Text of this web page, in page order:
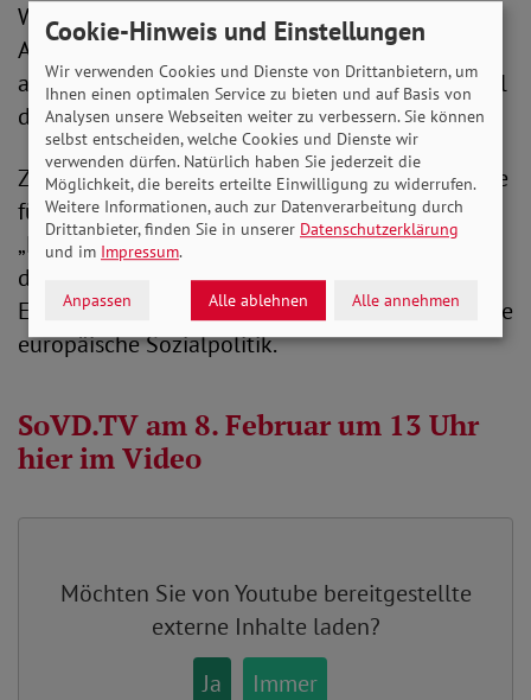
Wie das gelingen kann, ist Thema der nächsten
Ausgabe von SoVD.TV. Die Ausstrahlung erfolgt
am 8. Februar um 13 Uhr auf dem Youtube-Kanal
des SoVD und dem Fernsehsender Alex Berlin.
Zu Gast sind Özlem Demirel, Europaabgeordnete
für Die Linke, Linn Selle, Präsidentin der
„Europäischen Bewegung Deutschland“ sowie
die SoVD-Vizepräsidentin Ursula Engelen-Kefer.
Eines der Schwerpunktthemen ihrer Arbeit ist die
europäische Sozialpolitik.
SoVD.TV am 8. Februar um 13 Uhr
hier im Video
Möchten Sie vonYoutube bereitgestellte
externe Inhalte laden?
Ja
Immer
Cookie-Hinweis und Einstellungen
Wir verwenden Cookies und Dienste von Drittanbietern, um
Ihnen einen optimalen Service zu bieten und auf Basis von
Analysen unsere Webseiten weiter zu verbessern. Sie können
selbst entscheiden, welche Cookies und Dienste wir
verwenden dürfen. Natürlich haben Sie jederzeit die
Möglichkeit, die bereits erteilte Einwilligung zu widerrufen.
Weitere Informationen, auch zur Datenverarbeitung durch
Drittanbieter, finden Sie in unserer Datenschutzerklärung
und im Impressum.
Anpassen Alle ablehnen Alle annehmen